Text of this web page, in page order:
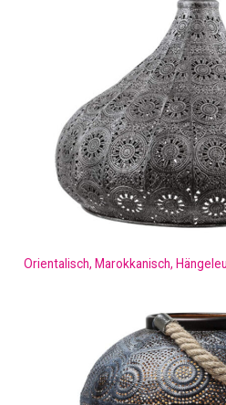
Orientalisch, Marokkanisch,